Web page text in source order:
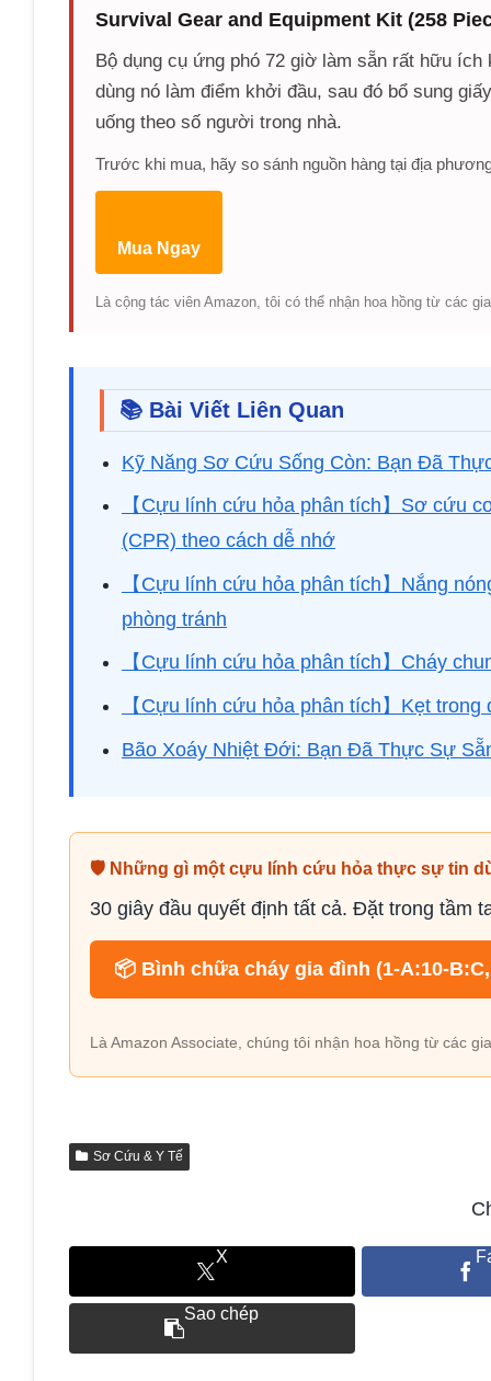
Survival Gear and Equipment Kit (258
Bộ dụng cụ ứng phó 72 giờ làm sẵn rất hữu
dùng nó làm điểm khởi đầu, sau đó bổ sung
uống theo số người trong nhà.
Trước khi mua, hãy so sánh nguồn hàng tại địa
Mua Ngay
Là cộng tác viên Amazon, tôi có thể nhận hoa hồng từ các
📚 Bài Viết Liên Quan
Kỹ Năng Sơ Cứu Sống Còn: Bạn Đã
【Cựu lính cứu hỏa phân tích】Sơ cứu
(CPR) theo cách dễ nhớ
【Cựu lính cứu hỏa phân tích】Nắng
phòng tránh
【Cựu lính cứu hỏa phân tích】Cháy
【Cựu lính cứu hỏa phân tích】Kẹt
Bão Xoáy Nhiệt Đới: Bạn Đã Thực Sự
🛡 Những gì một cựu lính cứu hỏa thực sự tin
30 giây đầu quyết định tất cả. Đặt trong tầm
📦 Bình chữa cháy gia đình (1-A:10-B:C,
Là Amazon Associate, chúng tôi nhận hoa hồng từ các
Sơ Cứu & Y Tế
X
Sao chép